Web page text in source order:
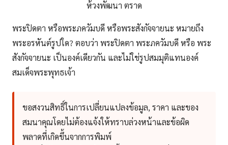
ห้วงพัฒนา ตราด
พระปิดตา หรือพระภควัมบดี หรือพระสังกัจจายนะ หมายถึง
พระอรหันต์รูปใด? ตอบว่า พระปิดตา พระภควัมบดี หรือ พระ
สังกัจจายนะ เป็นองค์เดียวกัน และไม่ใช่รูปสมมุติแทนองค์
สมเด็จพระพุทธเจ้า
ขอสงวนสิทธิ์ในการเปลี่ยนแปลงข้อมูล, ราคา และของ
สมนาคุณโดยไม่ต้องแจ้งให้ทราบล่วงหน้าและข้อผิด
พลาดที่เกิดขึ้นจากการพิมพ์